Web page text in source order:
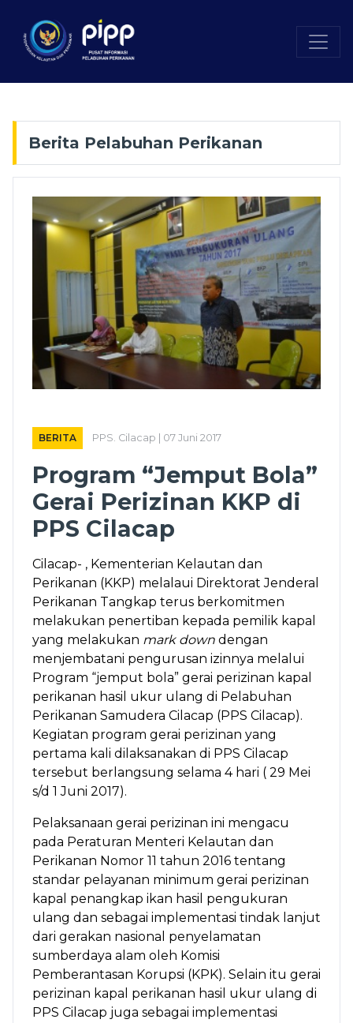
Berita Pelabuhan Perikanan
BERITA PPS. Cilacap | 07 Juni 2017
Program “Jemput Bola”
Gerai Perizinan KKP di
PPS Cilacap
Cilacap- , Kementerian Kelautan dan
Perikanan (KKP) melalaui Direktorat Jenderal
Perikanan Tangkap terus berkomitmen
melakukan penertiban kepada pemilik kapal
yang melakukan mark down dengan
menjembatani pengurusan izinnya melalui
Program “jemput bola” gerai perizinan kapal
perikanan hasil ukur ulang di Pelabuhan
Perikanan Samudera Cilacap (PPS Cilacap).
Kegiatan program gerai perizinan yang
pertama kali dilaksanakan di PPS Cilacap
tersebut berlangsung selama 4 hari ( 29 Mei
s/d 1 Juni 2017).
Pelaksanaan gerai perizinan ini mengacu
pada Peraturan Menteri Kelautan dan
Perikanan Nomor 11 tahun 2016 tentang
standar pelayanan minimum gerai perizinan
kapal penangkap ikan hasil pengukuran
ulang dan sebagai implementasi tindak lanjut
dari gerakan nasional penyelamatan
sumberdaya alam oleh Komisi
Pemberantasan Korupsi (KPK). Selain itu gerai
perizinan kapal perikanan hasil ukur ulang di
PPS Cilacap juga sebagai implementasi